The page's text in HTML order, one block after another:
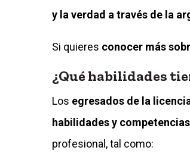
y la verdad a través de la
Si quieres conocer más
¿Qué habilidades
Los egresados de la
habilidades y
profesional, tal como: